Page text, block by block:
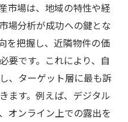
市場は、地域の特性や経
場分析が成功への鍵とな
を把握し、近隣物件の価
要です。これにより、自
、ターゲット層に最も訴
ます。例えば、デジタル
オンライン上での露出を